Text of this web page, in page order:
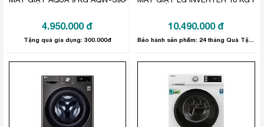
Tiết kiệm thời gian, kéo dài tuổi
thọ sản phẩm với chức năng tự vệ
Chiếc máy giặt Toshiba này có khả năng tự vệ sinh lồng
giặt, giúp loại bỏ vi khuẩn và chất cặn bẩn bám trong
lồng giặt, nhờ đó kéo dài thời gian sử dụng sản phẩm và
góp phần cho chất lượng giặt được tốt hơn.
4.950.000 đ
Tặng quà gia dụng: 300.000đ
10.490.000 đ
Bảo hành sản phẩm: 24 tháng Quà Tặng Trị Giá 1.000,000đ